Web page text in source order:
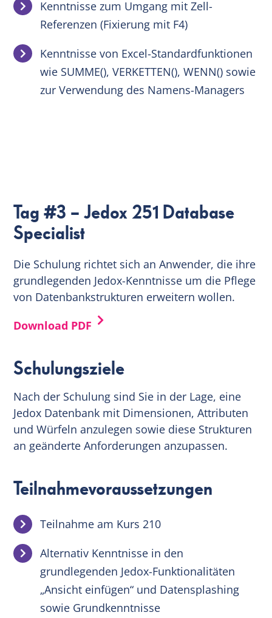
Kenntnisse zum Umgang mit Zell-
Referenzen (Fixierung mit F4)
Kenntnisse von Excel-Standardfunktionen
wie SUMME(), VERKETTEN(), WENN() sowie
zur Verwendung des Namens-Managers
Tag #3 – Jedox 251 Database
Specialist
Die Schulung richtet sich an Anwender, die ihre
grundlegenden Jedox-Kenntnisse um die Pflege
von Datenbankstrukturen erweitern wollen.
Download PDF
Schulungsziele
Nach der Schulung sind Sie in der Lage, eine
Jedox Datenbank mit Dimensionen, Attributen
und Würfeln anzulegen sowie diese Strukturen
an geänderte Anforderungen anzupassen.
Teilnahmevoraussetzungen
Teilnahme am Kurs 210
Alternativ Kenntnisse in den
grundlegenden Jedox-Funktionalitäten
„Ansicht einfügen“ und Datensplashing
sowie Grundkenntnisse